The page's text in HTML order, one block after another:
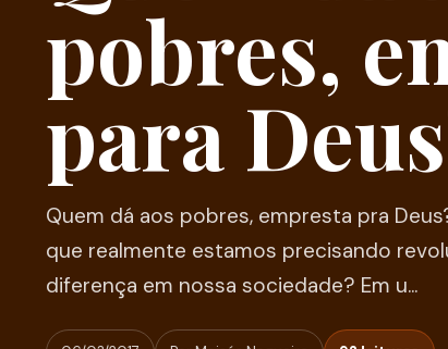
pobres,
para
Quem dá aos pobres, empresta pra
que realmente estamos precisando
diferença em nossa sociedade? Em u...